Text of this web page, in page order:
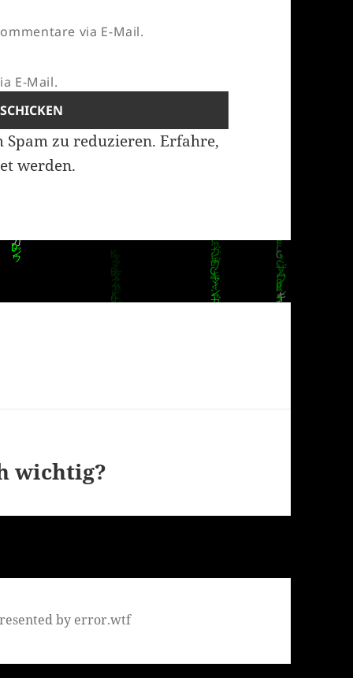
via E-Mail.
E-Mail.
Spam zu reduzieren.Erfahre,
werden.
wichtig?
by error.wtf